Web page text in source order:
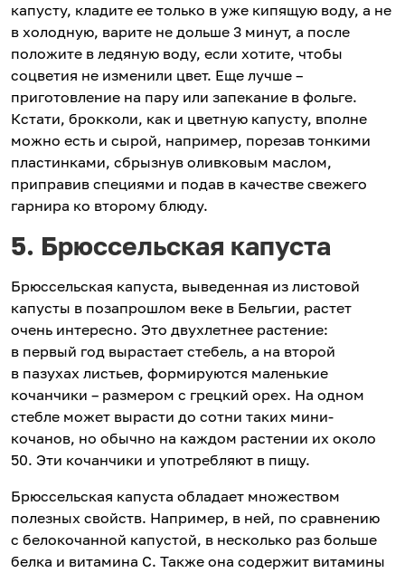
капусту, кладите ее только в уже кипящую воду, а не
в холодную, варите не дольше 3 минут, а после
положите в ледяную воду, если хотите, чтобы
соцветия не изменили цвет. Еще лучше –
приготовление на пару или запекание в фольге.
Кстати, брокколи, как и цветную капусту, вполне
можно есть и сырой, например, порезав тонкими
пластинками, сбрызнув оливковым маслом,
приправив специями и подав в качестве свежего
гарнира ко второму блюду.
5. Брюссельская капуста
Брюссельская капуста, выведенная из листовой
капусты в позапрошлом веке в Бельгии, растет
очень интересно. Это двухлетнее растение:
в первый год вырастает стебель, а на второй
в пазухах листьев, формируются маленькие
кочанчики – размером с грецкий орех. На одном
стебле может вырасти до сотни таких мини-
кочанов, но обычно на каждом растении их около
50. Эти кочанчики и употребляют в пищу.
Брюссельская капуста обладает множеством
полезных свойств. Например, в ней, по сравнению
с белокочанной капустой, в несколько раз больше
белка и витамина С. Также она содержит витамины